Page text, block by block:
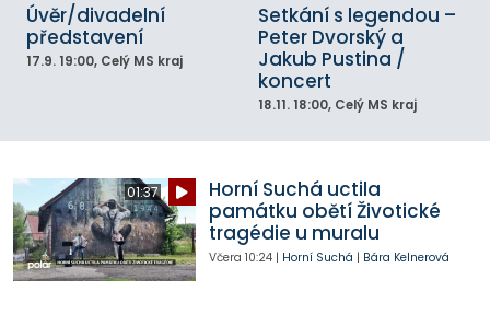
Úvěr/divadelní
představení
17.9. 19:00, Celý MS kraj
Setkání s legendou –
Peter Dvorský a
Jakub Pustina /
koncert
18.11. 18:00, Celý MS kraj
01:37
Horní Suchá uctila
památku obětí Životické
tragédie u muralu
Včera 10:24| Horní Suchá | Bára Kelnerová